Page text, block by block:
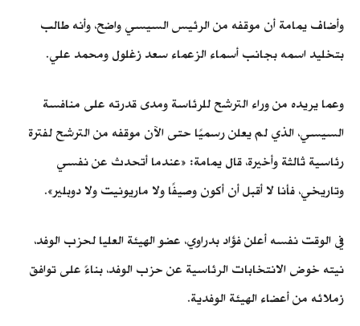
وأضاف يمامة أن موقفه من الرئيس السيسي واضح، وأنه طالب
بتخليد اسمه بجانب أسماء الزعماء سعد زغلول ومحمد علي.
وعما يريده من وراء الترشح للرئاسة ومدى قدرته على منافسة
السيسي، الذي لم يعلن رسميًا حتى الآن موقفه من الترشح لفترة
رئاسية ثالثة وأخيرة، قال يمامة: «عندما أتحدث عن نفسي
وتاريخي، فأنا لا أقبل أن أكون وصيفًا ولا ماريونيت ولا دوبلير».
في الوقت نفسه أعلن فؤاد بدراوي، عضو الهيئة العليا لحزب الوفد،
نيته خوض الانتخابات الرئاسية عن حزب الوفد، بناءً على توافق
زملائه من أعضاء الهيئة الوفدية.